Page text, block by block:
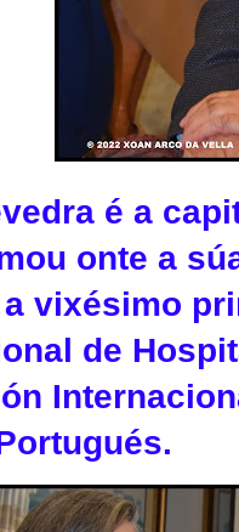
é a
onte a
vixésimo
de